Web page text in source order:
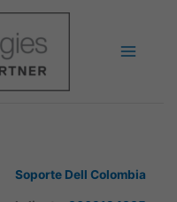
Soporte Dell Colombia